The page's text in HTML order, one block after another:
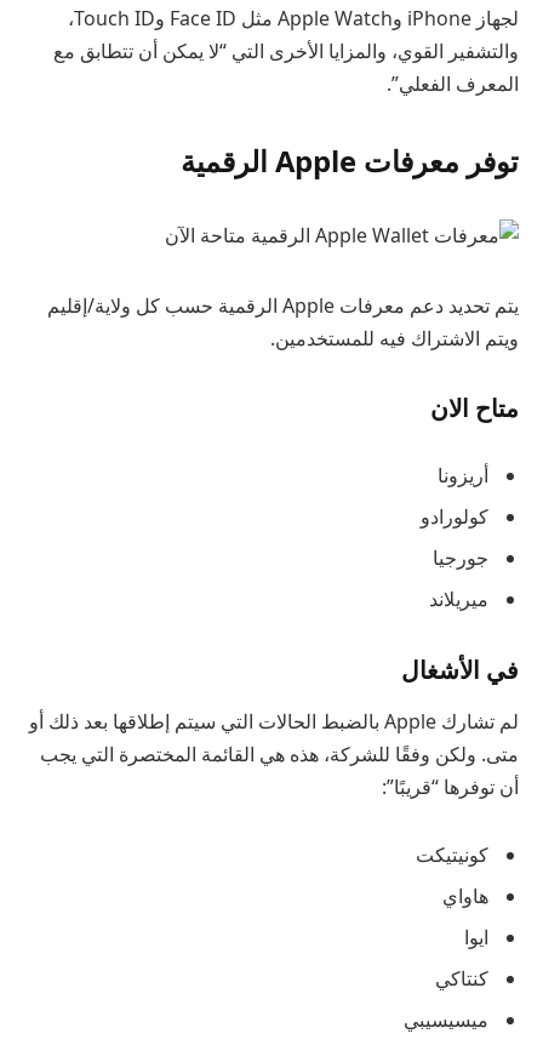
لجهاز iPhone وApple Watch مثل Face ID وTouch ID،
والتشفير القوي، والمزايا الأخرى التي “لا يمكن أن تتطابق مع
المعرف الفعلي”.
توفر معرفات Apple الرقمية
يتم تحديد دعم معرفات Apple الرقمية حسب كل ولاية/إقليم
ويتم الاشتراك فيه للمستخدمين.
متاح الان
أريزونا
كولورادو
جورجيا
ميريلاند
في الأشغال
لم تشارك Apple بالضبط الحالات التي سيتم إطلاقها بعد ذلك أو
متى. ولكن وفقًا للشركة، هذه هي القائمة المختصرة التي يجب
أن توفرها “قريبًا”:
كونيتيكت
هاواي
ايوا
كنتاكي
ميسيسيبي